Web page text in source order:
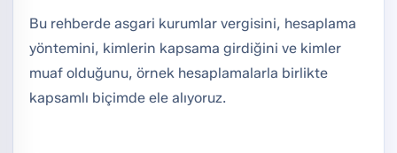
Bu rehberde asgari kurumlar vergisini, hesaplama
yöntemini, kimlerin kapsama girdiğini ve kimler
muaf olduğunu, örnek hesaplamalarla birlikte
kapsamlı biçimde ele alıyoruz.